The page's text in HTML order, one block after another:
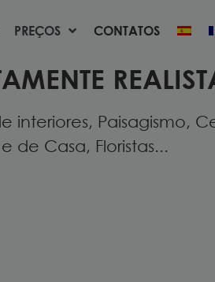
PREÇOS CONTATOS
PREÇOS CONTATOS
interiores, Paisagismo,
de Casa, Floristas...